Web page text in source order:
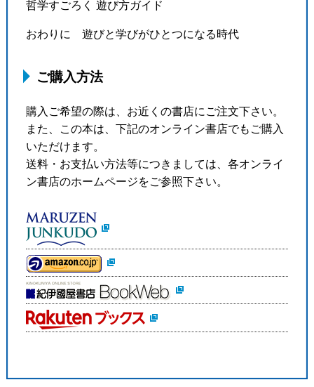
哲学すごろく 遊び方ガイド
おわりに 遊びと学びがひとつになる時代
ご購入方法
購入ご希望の際は、お近くの書店にご注文下さい。
また、この本は、下記のオンライン書店でもご購入
いただけます。
送料・お支払い方法等につきましては、各オンライ
ン書店のホームページをご参照下さい。